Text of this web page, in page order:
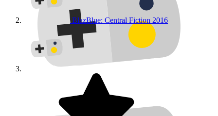
BlazBlue: Central Fiction 2016